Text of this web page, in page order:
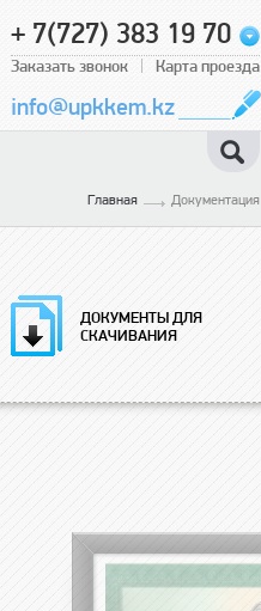
+ 7(727) 383 19 70
Заказать звонок Карта проезда
info@upkkem.kz
Главная Документация
ДОКУМЕНТЫ ДЛЯ
СКАЧИВАНИЯ